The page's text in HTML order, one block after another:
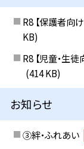
R8 【保護者向
KB)
R8 【児童・生
(414 KB)
お知らせ
③絆・ふれあい